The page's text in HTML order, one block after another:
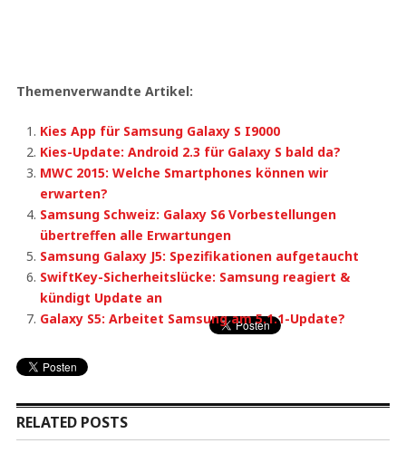
Themenverwandte Artikel:
Kies App für Samsung Galaxy S I9000
Kies-Update: Android 2.3 für Galaxy S bald da?
MWC 2015: Welche Smartphones können wir
erwarten?
Samsung Schweiz: Galaxy S6 Vorbestellungen
übertreffen alle Erwartungen
Samsung Galaxy J5: Spezifikationen aufgetaucht
SwiftKey-Sicherheitslücke: Samsung reagiert &
kündigt Update an
Galaxy S5: Arbeitet Samsung am 5.1.1-Update?
RELATED POSTS